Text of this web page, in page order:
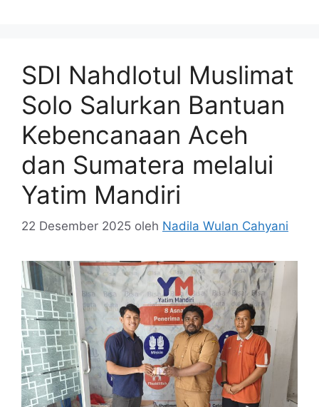
SDI Nahdlotul Muslimat
Solo Salurkan Bantuan
Kebencanaan Aceh
dan Sumatera melalui
Yatim Mandiri
22 Desember 2025 oleh Nadila Wulan Cahyani